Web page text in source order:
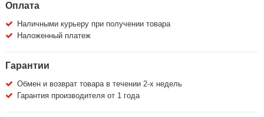
Оплата
Наличными курьеру при получении товара
Наложенный платеж
Гарантии
Обмен и возврат товара в течении 2-х недель
Гарантия производителя от 1 года